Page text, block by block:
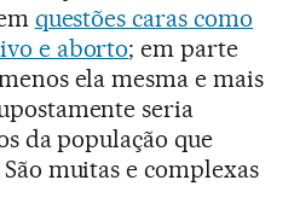
questões caras como
e aborto; em parte
ela mesma e mais
seria
da população que
muitas e complexas